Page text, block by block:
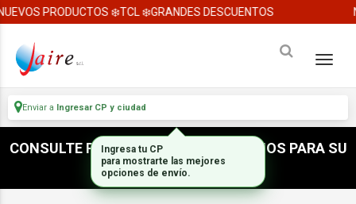
PRODUCTOS ❄️TCL ❄️GRANDES DESCUENTOS
Enviar a Ingresar CP y ciudad
CONSULTE POR ACCESORIOS E INSUMOS PARA SU
INSTALACION
Ingresa tu CP
para mostrarte las mejores
opciones de envío.